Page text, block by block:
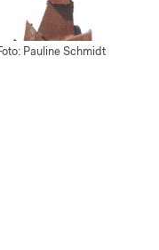
Pauline Schmidt